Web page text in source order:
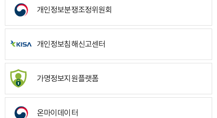
개인정보분쟁조정위원회
개인정보침해신고센터
가명정보지원플랫폼
온마이데이터